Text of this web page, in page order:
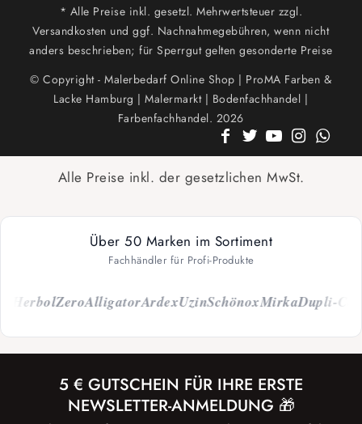
* Alle Preise inkl. gesetzl. Mehrwertsteuer zzgl.
Versandkosten und ggf. Nachnahmegebühren, wenn nicht
anders beschrieben; für Sperrgut gelten gesonderte Preise
© Copyright - Malerbedarf Online Shop | ProMA Farben &
Lacke Hamburg | Malermarkt | Bodenfachhandel |
Farbenfachhandel. 2026
Alle Preise inkl. der gesetzlichen MwSt.
Über 50 Marken im Sortiment
Fachhändler für Profi-Produkte
ZeroAlligatorArdexUzinSchönoxMirkaDupli-Color
5 € GUTSCHEIN FÜR IHRE ERSTE
NEWSLETTER-ANMELDUNG 🎁